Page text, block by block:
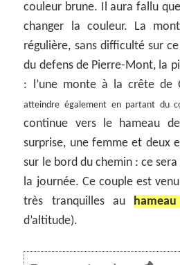
couleur brune. Il aura fallu
changer la couleur. La
régulière, sans difficulté sur
du defens de Pierre-Mont, la
: l’une monte à la crête de
atteindre également en partant du
continue vers le hameau
surprise, une femme et deux
sur le bord du chemin : ce
la journée. Ce couple est
très tranquilles au
d’altitude).